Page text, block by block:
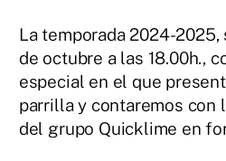
La temporada 2024-2025,
de octubre a las 18.00h.,
especial en el que
parrilla y contaremos con
del grupo Quicklime en